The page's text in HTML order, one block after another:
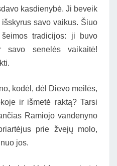
kasdienybė. Ji beveik
savo vaikus. Šiuo
tradicijos: ji buvo
senelės vaikaitė!
kodėl, dėl Dievo meilės,
ir išmetė raktą? Tarsi
Ramiojo vandenyno
prie žvejų molo,
jos.